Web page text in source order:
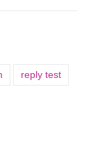
reply test